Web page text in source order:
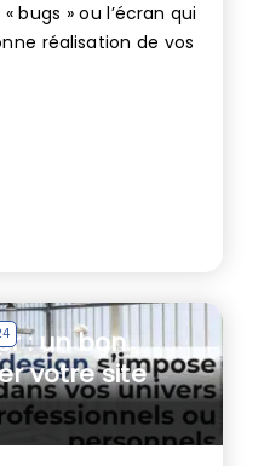
bugs » ou l’écran qui
réalisation de vos
: un bon
votre site